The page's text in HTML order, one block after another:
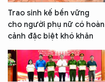
Trao sinh kế bền vững
cho người phụ nữ có hoàn
cảnh đặc biệt khó khăn